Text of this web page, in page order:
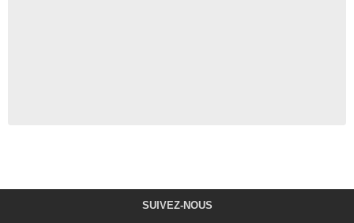
SUIVEZ-NOUS